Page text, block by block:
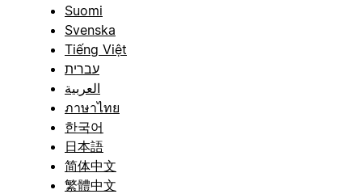
Suomi
Svenska
Tiếng Việt
עברית
العربية
ภาษาไทย
한국어
日本語
简体中文
繁體中文